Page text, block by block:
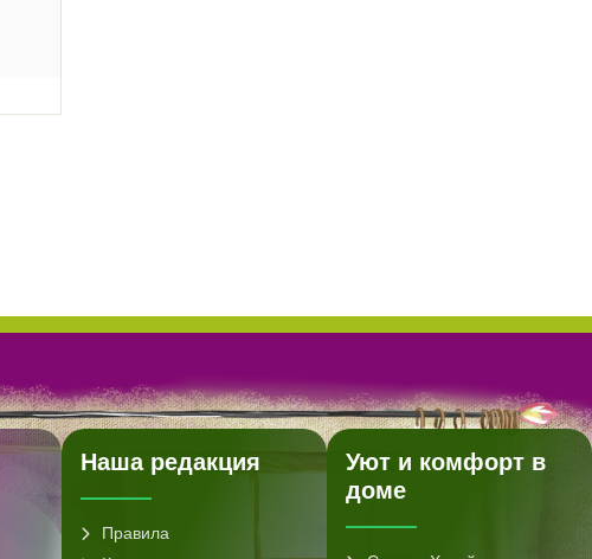
Наша редакция
Правила
Уют и комфорт в
доме